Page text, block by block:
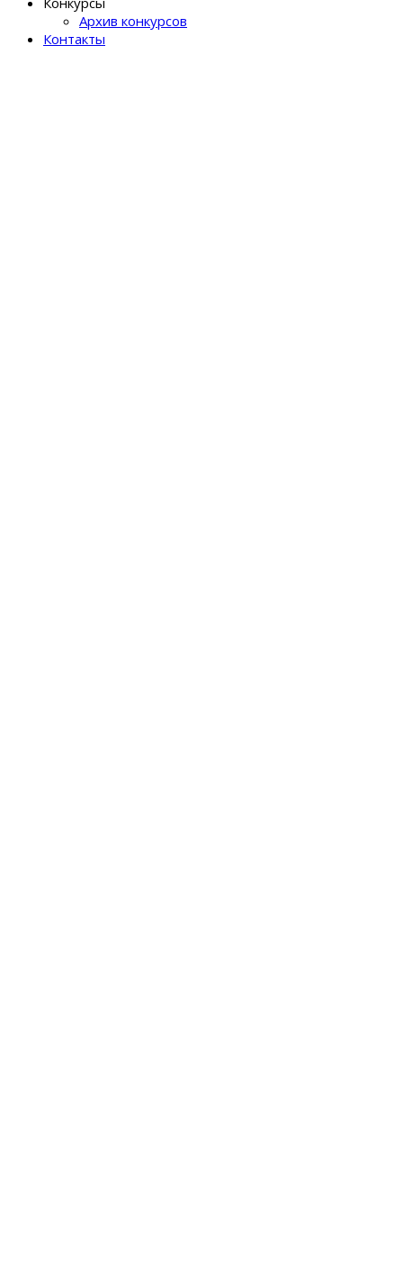
Архив конкурсов
Контакты